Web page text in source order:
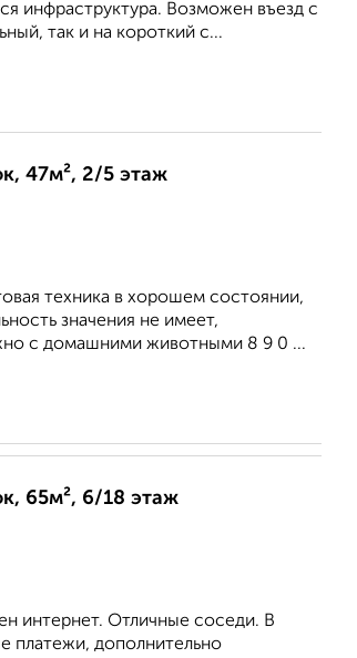
инфраструктура. Возможен въезд с
так и на короткий с...
47м², 2/5 этаж
техника в хорошем состоянии,
значения не имеет,
с домашними животными 8 9 0 ...
65м², 6/18 этаж
интернет. Отличные соседи. В
платежи, дополнительно